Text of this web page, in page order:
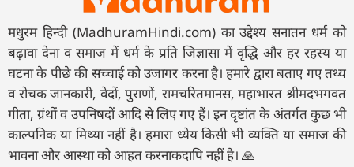
मधुरम हिन्दी (MadhuramHindi.com) का उद्देश्य सनातन धर्म को
बढ़ावा देना व समाज में धर्म के प्रति जिज्ञासा में वृद्धि और हर रहस्य या
घटना के पीछे की सच्चाई को उजागर करना है। हमारे द्वारा बताए गए तथ्य
व रोचक जानकारी, वेदों, पुराणों, रामचरितमानस, महाभारत श्रीमदभगवत
गीता, ग्रंथों व उपनिषदों आदि से लिए गए हैं। इन दृष्टांत के अंतर्गत कुछ भी
काल्पनिक या मिथ्या नहीं है। हमारा ध्येय किसी भी व्यक्ति या समाज की
भावना और आस्था को आहत करनाकदापि नहीं है। 🙏